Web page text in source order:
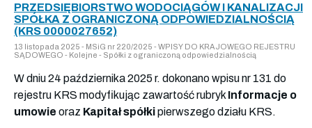
PRZEDSIĘBIORSTWO WODOCIĄGÓW I KANALIZACJI
SPÓŁKA Z OGRANICZONĄ ODPOWIEDZIALNOŚCIĄ
(KRS 0000027652)
13 listopada 2025 - MSiG nr 220/2025 - WPISY DO KRAJOWEGO REJESTRU
SĄDOWEGO - Kolejne - Spółki z ograniczoną odpowiedzialnością
W dniu 24 października 2025 r. dokonano wpisu nr 131 do
rejestru KRS modyfikując zawartość rubryk Informacje o
umowie oraz Kapitał spółkipierwszego działu KRS.